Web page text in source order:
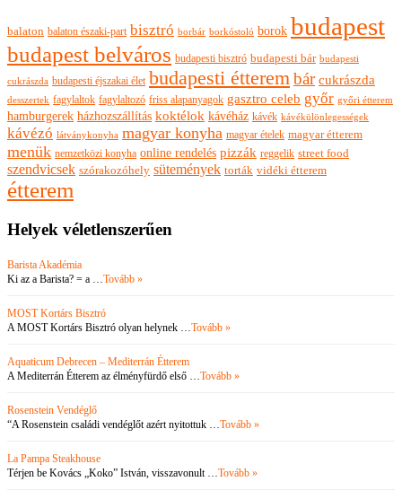
balaton balaton északi-part bisztró borbár borkóstoló borok budapest
budapest belváros budapesti bisztró budapesti bár budapesti
cukrászda budapesti éjszakai élet budapesti étterembár cukrászda
desszertek fagylaltok fagylaltozó friss alapanyagok gasztro celeb győr győri étterem
hamburgerek házhozszállítás koktélok kávéház kávék kávékülönlegességek
kávézó látványkonyha magyar konyha magyar ételek magyar étterem
menük nemzetközi konyha online rendelés pizzák reggelik street food
szendvicsek szórakozóhely sütemények torták vidéki étterem
étterem
Helyek véletlenszerűen
Barista Akadémia
Ki az a Barista? = a …Tovább »
MOST Kortárs Bisztró
A MOST Kortárs Bisztró olyan helynek …Tovább »
Aquaticum Debrecen – Mediterrán Étterem
A Mediterrán Étterem az élményfürdő első …Tovább »
Rosenstein Vendéglő
“A Rosenstein családi vendéglőt azért nyitottuk …Tovább »
La Pampa Steakhouse
Térjen be Kovács „Koko” István, visszavonult …Tovább »